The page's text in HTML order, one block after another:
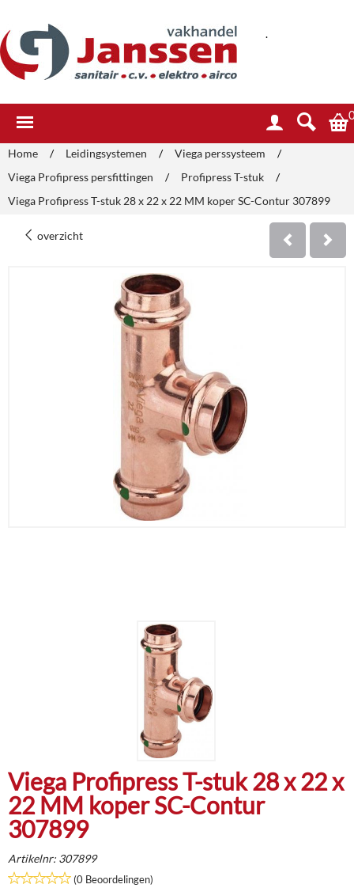
.
Home / Leidingsystemen / Viega perssysteem
/
Viega Profipress persfittingen
/ Profipress T-stuk
/
Viega Profipress T-stuk 28 x 22 x 22 MM koper SC-Contur 307899
overzicht
Viega Profipress T-stuk 28 x 22 x
22 MM koper SC-Contur
307899
Artikelnr: 307899
(0 Beoordelingen)